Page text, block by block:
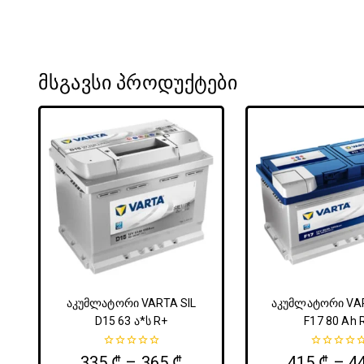
მსგავსი პროდუქტები
აკუმლატორი VARTA SIL
D15 63 ა*ს R+
0
აკუმლატორი
F17 80 Ah
0